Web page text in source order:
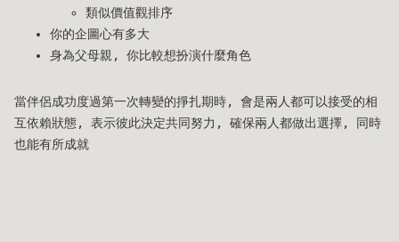
類似價值觀排序
你的企圖心有多大
身為父母親, 你比較想扮演什麼角色
當伴侶成功度過第一次轉變的掙扎期時, 會是兩人都可以接受的相
互依賴狀態, 表示彼此決定共同努力, 確保兩人都做出選擇, 同時
也能有所成就